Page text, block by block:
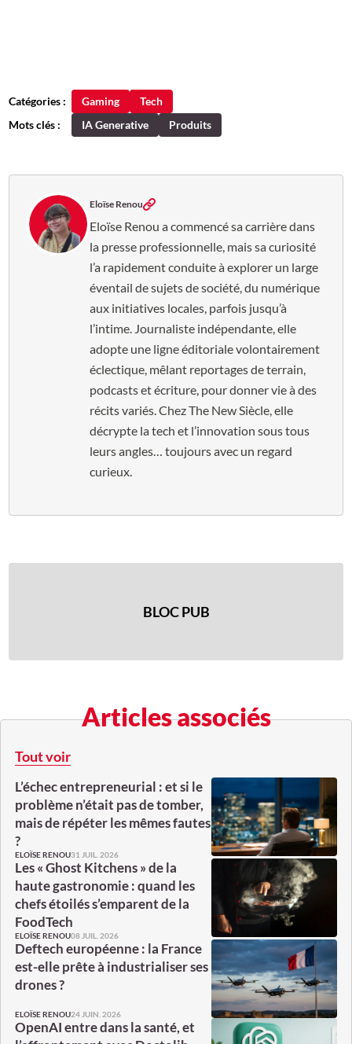
Catégories : Gaming
Tech
Mots clés :
IA Generative Produits
Eloïse Renou
Eloïse Renou a commencé sa carrière dans
la presse professionnelle, mais sa curiosité
l’a rapidement conduite à explorer un large
éventail de sujets de société, du numérique
aux initiatives locales, parfois jusqu’à
l’intime. Journaliste indépendante, elle
adopte une ligne éditoriale volontairement
éclectique, mêlant reportages de terrain,
podcasts et écriture, pour donner vie à des
récits variés. Chez The New Siècle, elle
décrypte la tech et l’innovation sous tous
leurs angles… toujours avec un regard
curieux.
BLOC PUB
Articles associés
Tout voir
L’échec entrepreneurial : et si le
problème n’était pas de tomber,
mais de répéter les mêmes fautes
?
ELOÏSE RENOU31 JUIL. 2026
Les « Ghost Kitchens » de la
haute gastronomie : quand les
chefs étoilés s’emparent de la
FoodTech
ELOÏSE RENOU08 JUIL. 2026
Deftech européenne : la France
est-elle prête à industrialiser ses
drones ?
ELOÏSE RENOU24 JUIN. 2026
OpenAI entre dans la santé, et